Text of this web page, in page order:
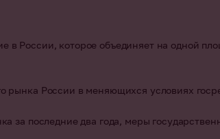
России, которое объединяет на одной
России в меняющихся условиях
за последние два года, меры